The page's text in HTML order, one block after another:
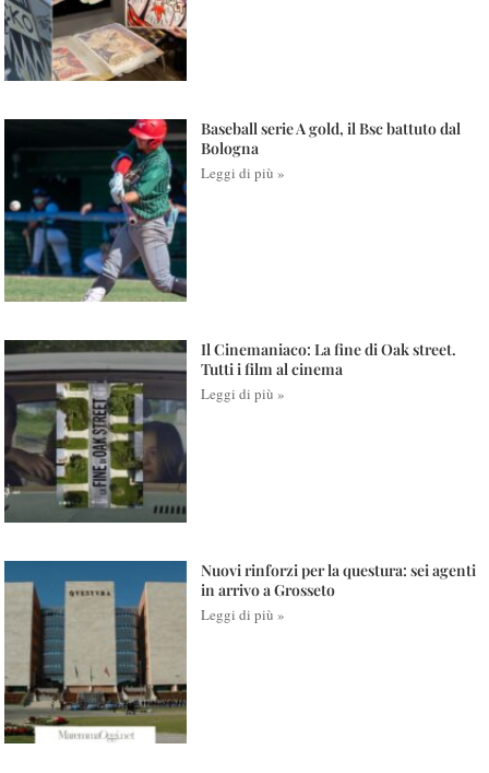
Baseball serie A gold, il Bsc battuto dal
Bologna
Leggi di più »
Il Cinemaniaco: La fine di Oak street.
Tutti i film al cinema
Leggi di più »
Nuovi rinforzi per la questura: sei agenti
in arrivo a Grosseto
Leggi di più »